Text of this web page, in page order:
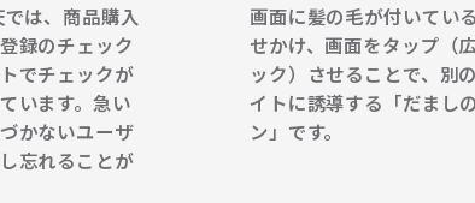
は、商品購入
録のチェック
でチェックが
います。急い
かないユーザ
忘れることが
画面に髪の毛が付いてい
せかけ、画面をタップ（
ック）させることで、別
イトに誘導する「だまし
ン」です。